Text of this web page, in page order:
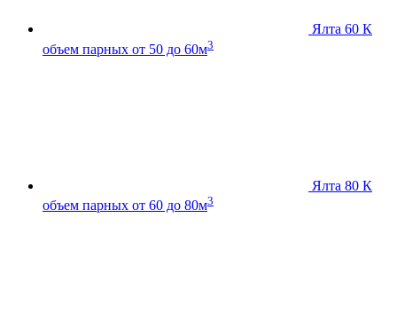
Ялта 60 К
объем парных от 50 до 60м3
Ялта 80 К
объем парных от 60 до 80м3